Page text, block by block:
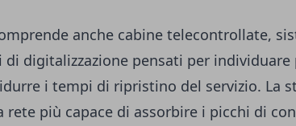
anche cabine telecontrollate,
digitalizzazione pensati per individuare
i tempi di ripristino del servizio. La
rete più capace di assorbire i picchi di